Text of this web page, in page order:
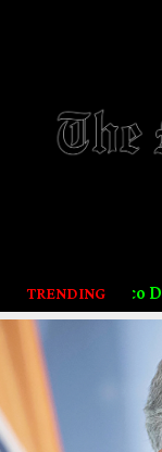
TRENDING
Damasco